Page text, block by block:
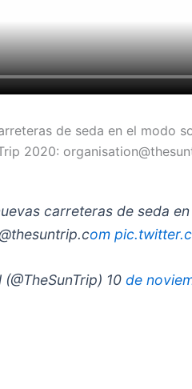
de seda en el modo
2020:
carreteras de seda
om
10de